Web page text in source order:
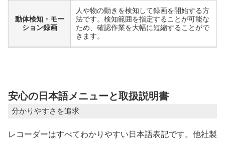
動体検知・モー
ション録画
人や物の動きを検知して録画を開始する方
法です。検知範囲を指定することが可能な
ため、確認作業を大幅に短縮することがで
きます。
安心の日本語メニューと取扱説明書
分かりやすさを追求
レコーダーはすべてわかりやすい日本語表記です。他社製